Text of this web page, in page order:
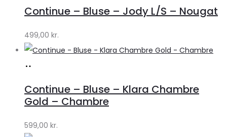
Lykke
by
Lykke
Continue – Bluse – Jody L/S – Nougat
499,00 kr.
Lykke
Lykke
Continue – Bluse – Klara Chambre
Gold – Chambre
599,00 kr.